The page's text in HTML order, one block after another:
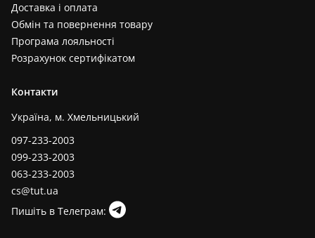
Доставка і оплата
Обмін та повернення товару
Програма лояльності
Розрахунок сертифікатом
Контакти
Україна, м. Хмельницький
097-233-2003
099-233-2003
063-233-2003
cs@tut.ua
Пишіть в Телеграм: